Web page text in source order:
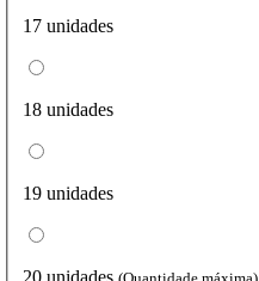
17 unidades
18 unidades
19 unidades
20 unidades